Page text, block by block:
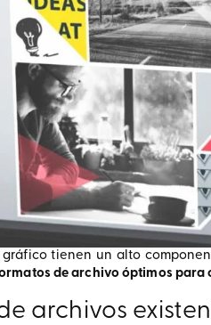
tienen un alto
de archivo óptimos para
archivos